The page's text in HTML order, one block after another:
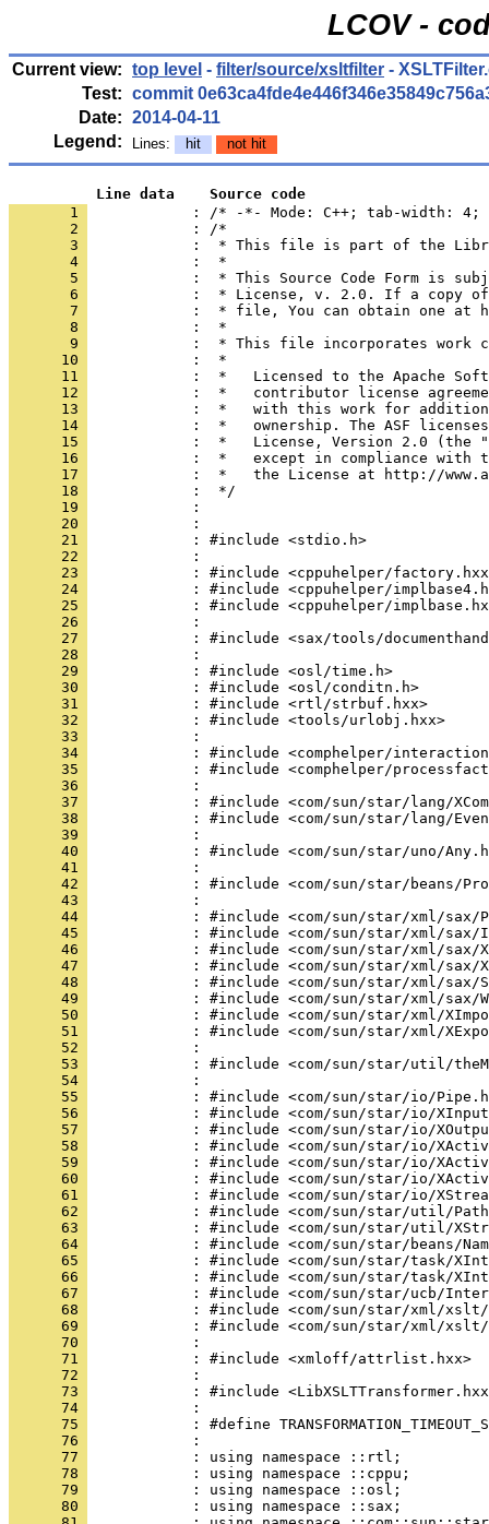
LCOV -
Current view: top level - filter/source/xsltfilter -
Test: commit
Date: 2014-04-11
Legend:
Lines: hit not hit
          Line data    Source code
       1
: /* -*- Mode: C++; tab-width:
       2
       3
       4
       5
       6
       7
       8
       9
      10
      11
      12
      13
      14
      15
      16
      17
      18
      19
      20
      21
      22
      23
      24
      25
      26
      27
      28
      29
      30
      31
      32
      33
      34
      35
      36
      37
      38
      39
      40
      41
      42
      43
      44
      45
      46
      47
      48
      49
      50
      51
      52
      53
      54
      55
      56
      57
      58
      59
      60
      61
      62
      63
      64
      65
      66
      67
      68
      69
      70
      71
      72
      73
      74
      75
      76
      77
      78
      79
      80